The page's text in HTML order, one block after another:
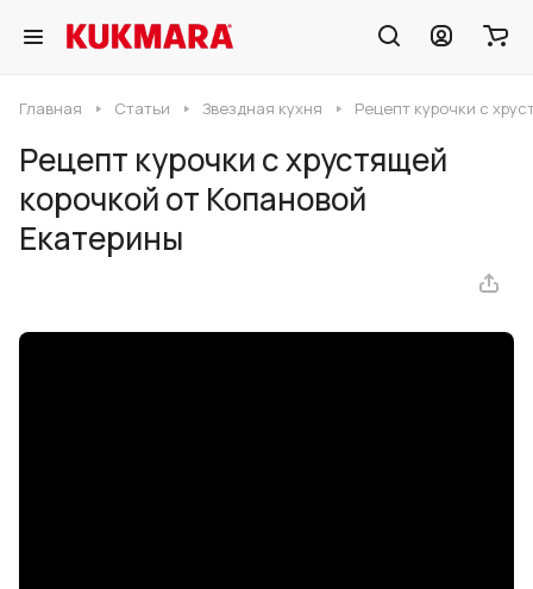
Главная Статьи Звездная кухня Рецепт курочки с
Рецепт курочки с хрустящей
корочкой от Копановой
Екатерины